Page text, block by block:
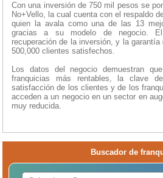
Con una inversión de 750 mil pesos se
No+Vello, la cual cuenta con el respaldo
quien la avala como una de las 13
gracias a su modelo de negocio.
recuperación de la inversión, y la
500,000 clientes satisfechos.
Los datos del negocio demuestran
franquicias más rentables, la clave
satisfacción de los clientes y de los
acceden a un negocio en un sector en
muy reducida.
Buscador de